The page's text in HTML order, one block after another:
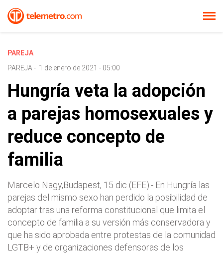
PAREJA
PAREJA - 1 de enero de 2021 - 05:00
Hungría veta la adopción
a parejas homosexuales y
reduce concepto de
familia
Marcelo Nagy,Budapest, 15 dic (EFE).- En Hungría las
parejas del mismo sexo han perdido la posibilidad de
adoptar tras una reforma constitucional que limita el
concepto de familia a su versión más conservadora y
que ha sido aprobada entre protestas de la comunidad
LGTB+ y de organizaciones defensoras de los